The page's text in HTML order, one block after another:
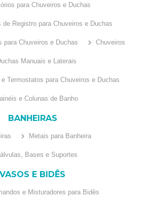
para Chuveiros e Duchas
de Registro para Chuveiros e Duchas
para Chuveiros e Duchas Chuveiros
Manuais e Laterais
Termostatos para Chuveiros e Duchas
e Colunas de Banho
BANHEIRAS
Metais para Banheira
Bases e Suportes
VASOS E BIDÊS
e Misturadores para Bidês